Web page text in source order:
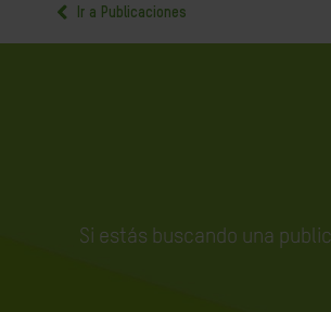
Ir a Publicaciones
Si estás buscando una